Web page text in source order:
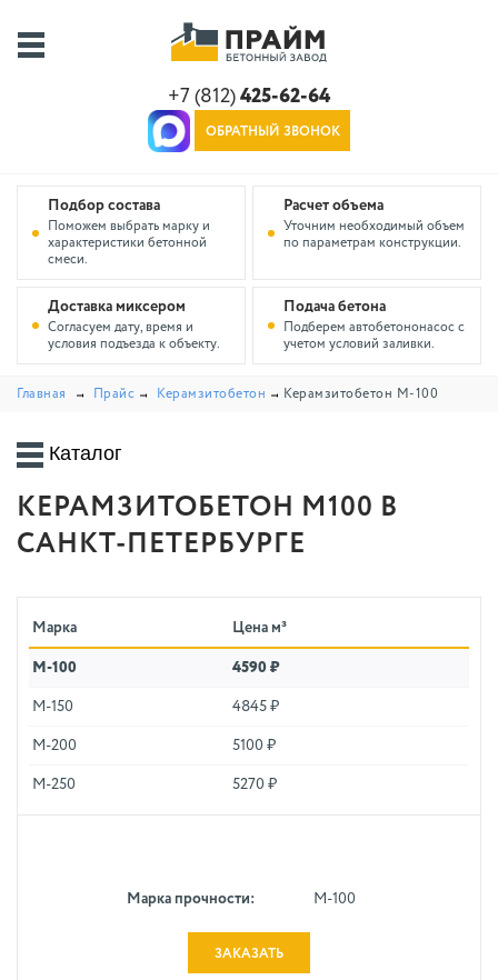
+7 (812) 425-62-64
ОБРАТНЫЙ ЗВОНОК
Подбор состава
Поможем выбрать марку и
характеристики бетонной
смеси.
Расчет объема
Уточним необходимый объем
по параметрам конструкции.
Доставка миксером
Согласуем дату, время и
условия подъезда к объекту.
Подача бетона
Подберем автобетононасос с
учетом условий заливки.
Главная Прайс Керамзитобетон Керамзитобетон M-100
Каталог
КЕРАМЗИТОБЕТОН М100 В
САНКТ-ПЕТЕРБУРГЕ
Марка Цена м³
M-100 4590 ₽
M-150 4845 ₽
M-200 5100 ₽
M-250 5270 ₽
Марка прочности: M-100
ЗАКАЗАТЬ